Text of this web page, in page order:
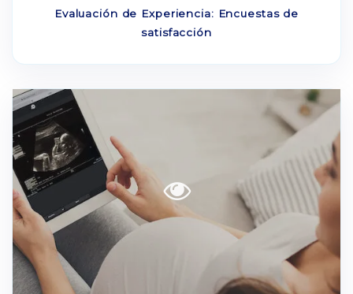
Evaluación de Experiencia: Encuestas de
satisfacción